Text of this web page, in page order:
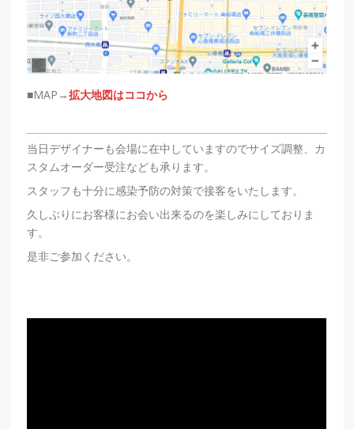
■MAP→拡大地図はココから
当日デザイナーも会場に在中していますのでサイズ調整、カ
スタムオーダー受注なども承ります。
スタッフも十分に感染予防の対策で接客をいたします。
久しぶりにお客様にお会い出来るのを楽しみにしておりま
す。
是非ご参加ください。